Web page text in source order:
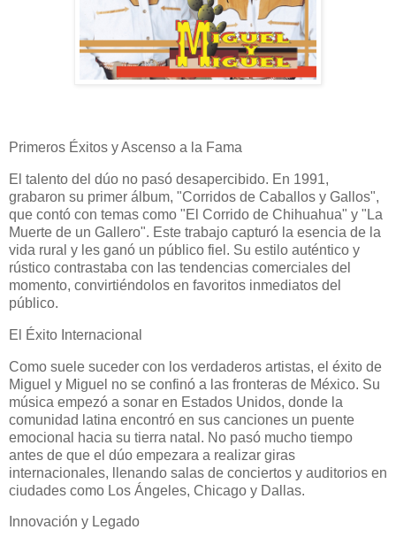
Primeros Éxitos y Ascenso a la Fama
El talento del dúo no pasó desapercibido. En 1991,
grabaron su primer álbum, "Corridos de Caballos y Gallos",
que contó con temas como "El Corrido de Chihuahua" y "La
Muerte de un Gallero". Este trabajo capturó la esencia de la
vida rural y les ganó un público fiel. Su estilo auténtico y
rústico contrastaba con las tendencias comerciales del
momento, convirtiéndolos en favoritos inmediatos del
público.
El Éxito Internacional
Como suele suceder con los verdaderos artistas, el éxito de
Miguel y Miguel no se confinó a las fronteras de México. Su
música empezó a sonar en Estados Unidos, donde la
comunidad latina encontró en sus canciones un puente
emocional hacia su tierra natal. No pasó mucho tiempo
antes de que el dúo empezara a realizar giras
internacionales, llenando salas de conciertos y auditorios en
ciudades como Los Ángeles, Chicago y Dallas.
Innovación y Legado